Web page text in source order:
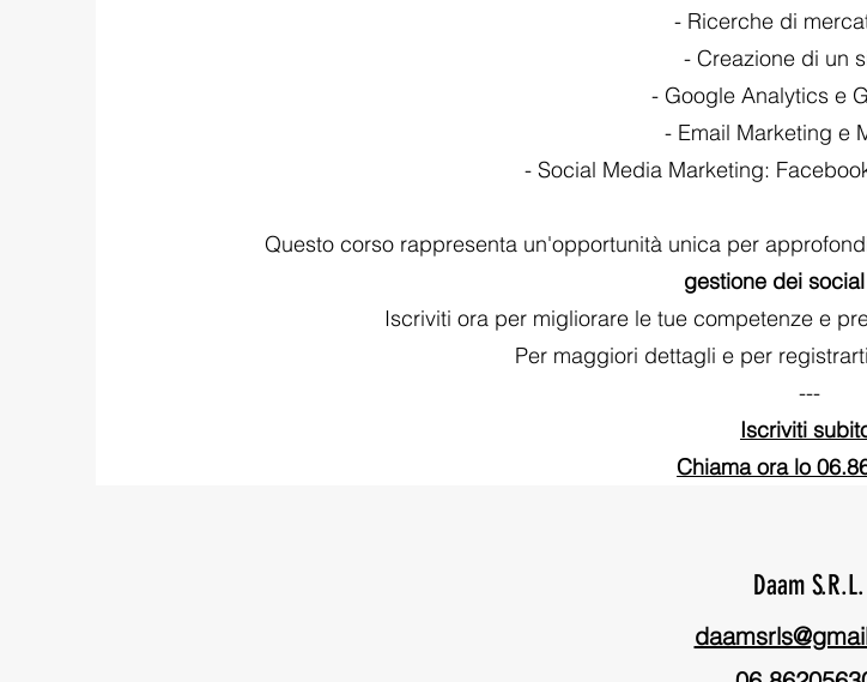
- Ricerche di
- Creazione di un
- Google Analytics e
- Email Marketing e
- Social Media Marketing:
Questo corso rappresenta un'opportunità unica per
gestione dei
Iscriviti ora per migliorare le tue competenze e
Per maggiori dettagli e per
---
Iscriviti
Chiama ora lo
Daam S.R.L.